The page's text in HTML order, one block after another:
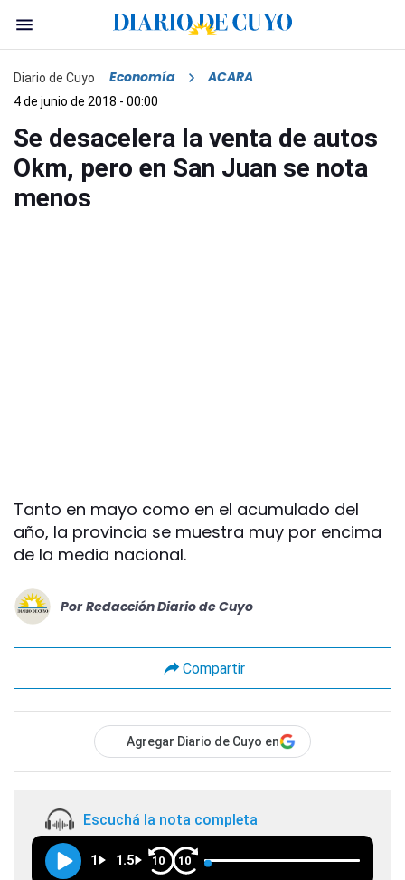
Diario de Cuyo Economía ACARA
4 de junio de 2018 - 00:00
Se desacelera la venta de autos
Okm, pero en San Juan se nota
menos
Tanto en mayo como en el acumulado del
año, la provincia se muestra muy por encima
de la media nacional.
Por Redacción Diario de Cuyo
Compartir
Agregar Diario de Cuyo en
Escuchá la nota completa
1 1.5 10 10